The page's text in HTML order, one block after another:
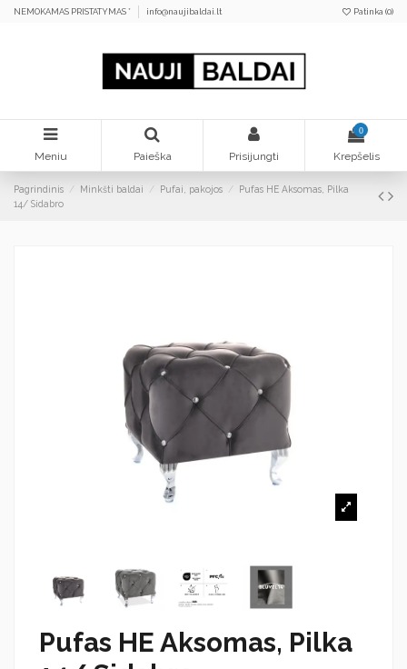
NEMOKAMAS PRISTATYMAS * info@naujibaldai.lt Patinka (0)
Meniu Paieška Prisijungti
0
Krepšelis
Pagrindinis Minkšti baldai Pufai, pakojos
Pufas HE Aksomas, Pilka
14/ Sidabro
Pufas HE Aksomas, Pilka